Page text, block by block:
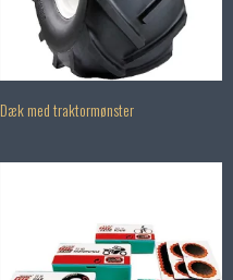
Dæk med traktormønster